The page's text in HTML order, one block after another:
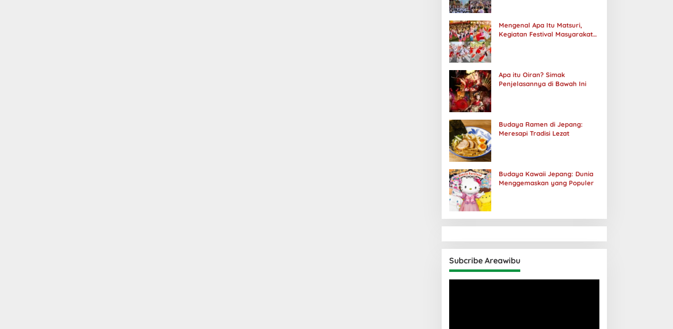
Mengenal Apa Itu Matsuri,
Kegiatan Festival Masyarakat
Apa itu Oiran? Simak
Penjelasannya di Bawah Ini
Budaya Ramen di Jepang:
Meresapi Tradisi Lezat
Budaya Kawaii Jepang: Dunia
Menggemaskan yang Populer
Subcribe Areawibu